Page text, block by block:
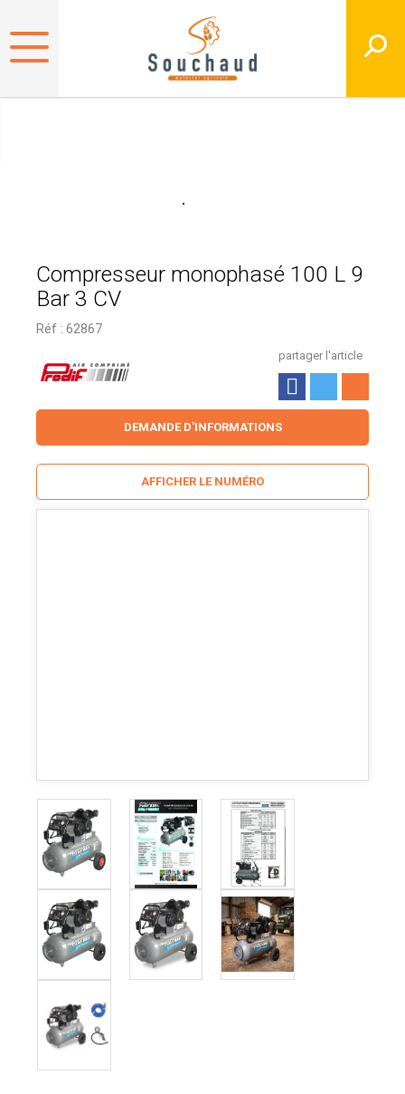
Compresseur monophasé 100 L 9
Bar 3 CV
Réf : 62867
partager l'article
DEMANDE D'INFORMATIONS
AFFICHER LE NUMÉRO